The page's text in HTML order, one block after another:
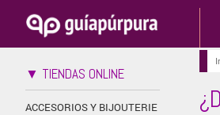
▼ TIENDAS ONLINE
ACCESORIOS Y BIJOUTERIE